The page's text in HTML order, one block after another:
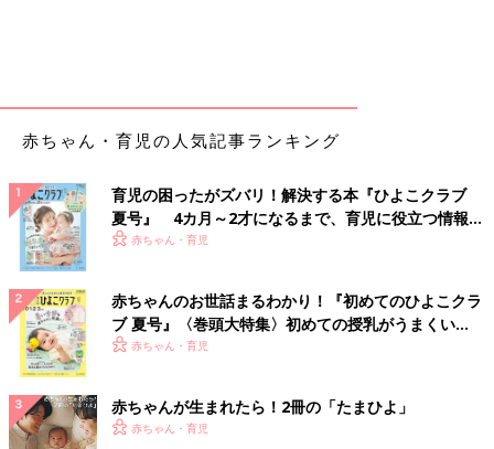
赤ちゃん・育児の人気記事ランキング
育児の困ったがズバリ！解決する本『ひよこクラブ
夏号』 4カ月～2才になるまで、育児に役立つ情報が
いっぱい！
赤ちゃん・育児
赤ちゃんのお世話まるわかり！『初めてのひよこクラ
ブ 夏号』〈巻頭大特集〉初めての授乳がうまくい
く！ おっぱい・ミルクの基本と夏のトラブル 解決テ
赤ちゃん・育児
赤ちゃんが生まれたら！2冊の「たまひよ」
赤ちゃん・育児